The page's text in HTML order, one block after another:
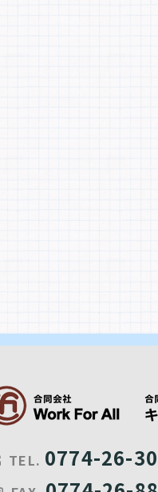
TEL. 0774-26-